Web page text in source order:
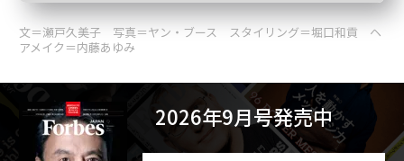
文＝瀬戸久美子 写真＝ヤン・ブース スタイリング＝堀口和貢 ヘ
アメイク＝内藤あゆみ
2026年9月号発売中